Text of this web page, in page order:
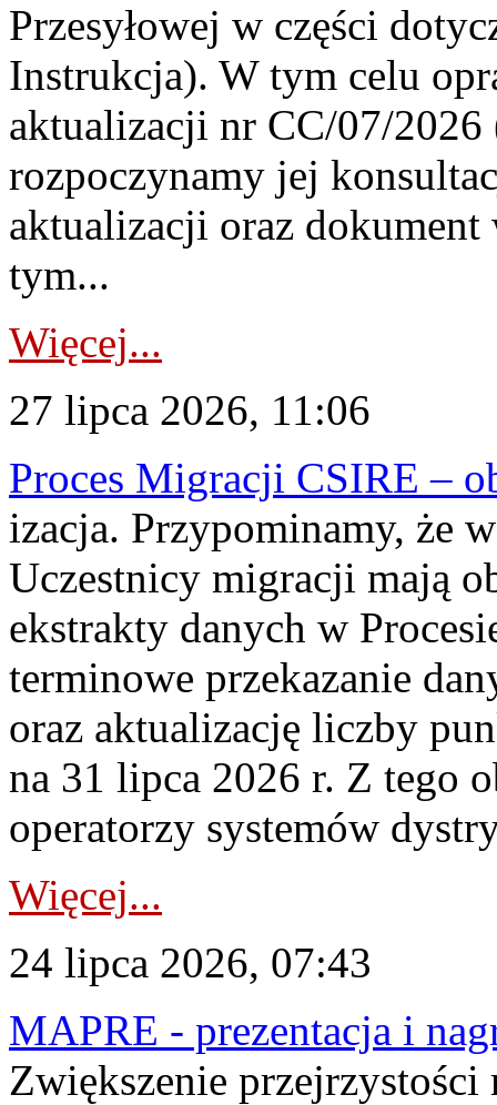
Przesyłowej w części
Instrukcja). W tym celu
aktualizacji nr CC/07/
rozpoczynamy jej
aktualizacji oraz
tym...
Więcej...
27 lipca 2026, 11:06
Proces Migracji CSIRE –
izacja. Przypominamy, że
Uczestnicy migracji mają
ekstrakty danych w
terminowe przekazanie
oraz aktualizację liczby
na 31 lipca 2026 r. Z tego
operatorzy systemów
Więcej...
24 lipca 2026, 07:43
MAPRE - prezentacja i
Zwiększenie